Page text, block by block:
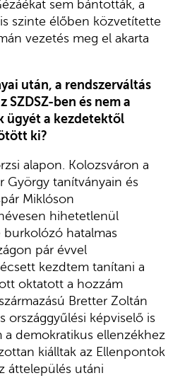
sem bántották, a
szinte élőben közvetítette
vezetés meg el akarta
után, a rendszerváltás
ben és nem a
ügyét a kezdetektől
ki?
alapon. Kolozsváron a
György tanítványain és
Miklóson
hihetetlenül
hatalmas
pár évvel
kezdtem tanítani a
oktatott a hozzám
Bretter Zoltán
országgyűlési képviselő is
demokratikus ellenzékhez
kiálltak az Ellenpontok
áttelepülés utáni